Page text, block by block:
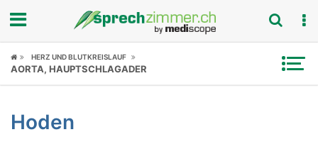
Fokus
Symptome
HERZ UND BLUTKREISLAUF
AORTA, HAUPTSCHLAGADER
Hoden